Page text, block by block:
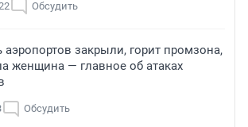
Обсудить
аэропортов закрыли, горит промзона,
женщина — главное об атаках
Обсудить